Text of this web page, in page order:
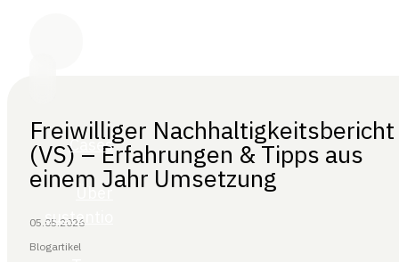
Freiwilliger Nachhaltigkeitsbericht
(VS) – Erfahrungen & Tipps aus
einem Jahr Umsetzung
05.05.2026
Blogartikel